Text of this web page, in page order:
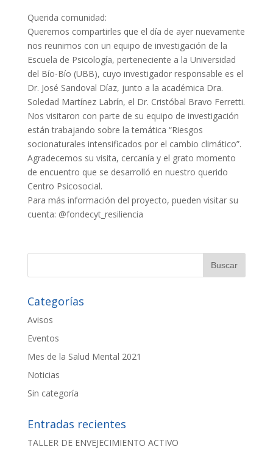
Querida comunidad:
Queremos compartirles que el día de ayer nuevamente
nos reunimos con un equipo de investigación de la
Escuela de Psicología, perteneciente a la Universidad
del Bío-Bío (UBB), cuyo investigador responsable es el
Dr. José Sandoval Díaz, junto a la académica Dra.
Soledad Martínez Labrín, el Dr. Cristóbal Bravo Ferretti.
Nos visitaron con parte de su equipo de investigación
están trabajando sobre la temática “Riesgos
socionaturales intensificados por el cambio climático”.
Agradecemos su visita, cercanía y el grato momento
de encuentro que se desarrolló en nuestro querido
Centro Psicosocial.
Para más información del proyecto, pueden visitar su
cuenta: @fondecyt_resiliencia
Categorías
Avisos
Eventos
Mes de la Salud Mental 2021
Noticias
Sin categoría
Entradas recientes
TALLER DE ENVEJECIMIENTO ACTIVO